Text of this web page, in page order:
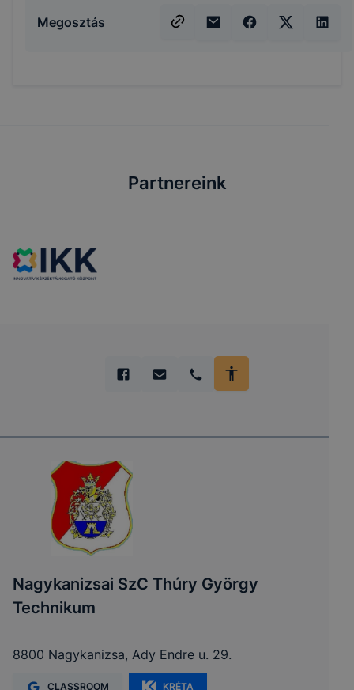
Megosztás
Partnereink
Nagykanizsai SzC Thúry György
Technikum
8800 Nagykanizsa, Ady Endre u. 29.
CLASSROOM KRÉTA